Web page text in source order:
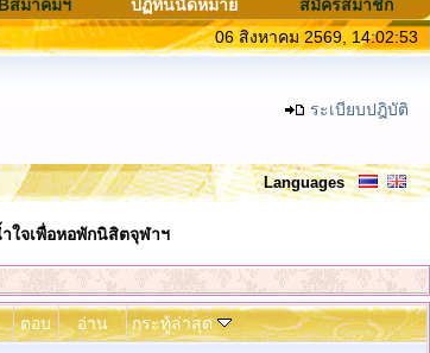
สมาคมฯ ปฏิทินนัดหมาย
สมัครสมาชิก
06 สิงหาคม 2569, 14:02:53
ระเบียบปฎิบัติ
Languages
ใจเพื่อหอพักนิสิตจุฬาฯ
ตอบ อ่าน กระทู้ล่าสุด